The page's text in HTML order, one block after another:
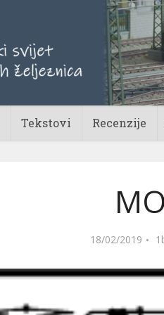
Tekstovi Recenzije
18/02/2019